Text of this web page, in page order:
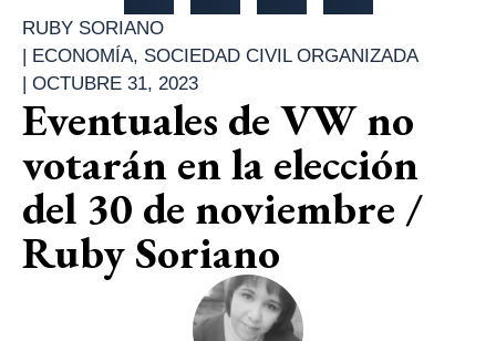
RUBY SORIANO
| ECONOMÍA, SOCIEDAD CIVIL ORGANIZADA
| OCTUBRE 31, 2023
Eventuales de VW no
votarán en la elección
del 30 de noviembre /
Ruby Soriano